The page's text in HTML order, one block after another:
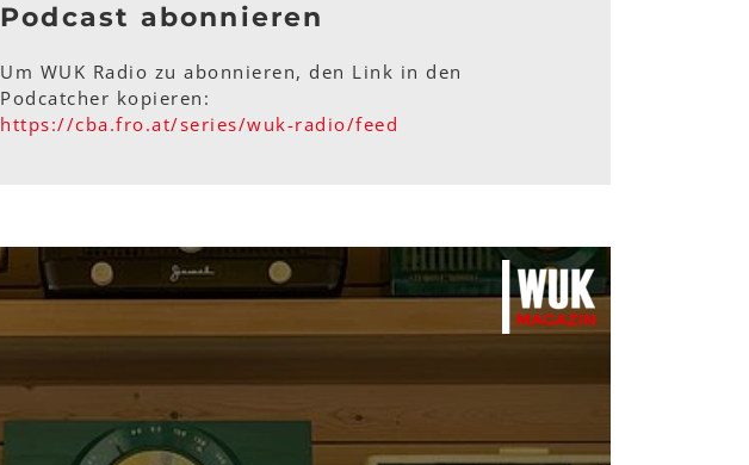
Podcast abonnieren
Um WUK Radio zu abonnieren, den Link in den
Podcatcher kopieren:
https://cba.fro.at/series/wuk-radio/feed